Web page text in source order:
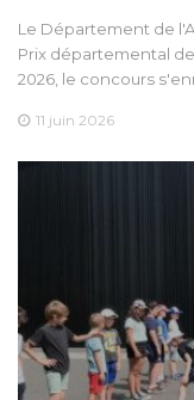
Le Département de
Prix départemental
2026, le concours
11 juin 2026